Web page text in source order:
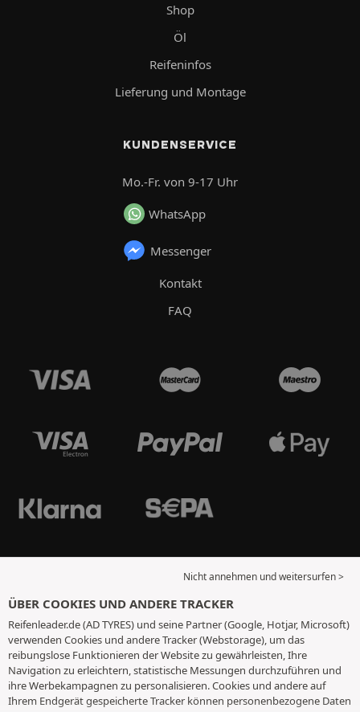
Shop
Öl
Reifeninfos
Lieferung und Montage
KUNDENSERVICE
Mo.-Fr. von 9-17 Uhr
WhatsApp
Messenger
Kontakt
FAQ
Nicht annehmen und weitersurfen >
ÜBER COOKIES UND ANDERE TRACKER
Reifenleader.de (AD TYRES) und seine Partner (Google, Hotjar, Microsoft)
verwenden Cookies und andere Tracker (Webstorage), um das
reibungslose Funktionieren der Website zu gewährleisten, Ihre
Navigation zu erleichtern, statistische Messungen durchzuführen und
ihre Werbekampagnen zu personalisieren. Cookies und andere auf
Ihrem Endgerät gespeicherte Tracker können personenbezogene Daten